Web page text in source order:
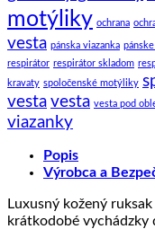
motýliky ochrana
vesta pánska viazanka
respirátor respirátor skladom
kravaty spoločenské motýliky
vesta vesta vesta pod
viazanky
Popis
Výrobca a
Luxusný kožený
krátkodobé vychádzky